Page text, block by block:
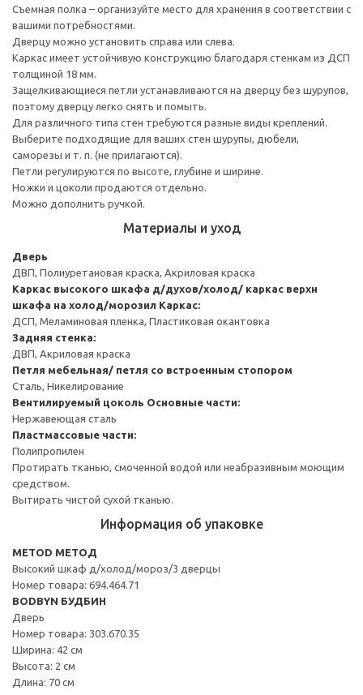
Съемная полка – организуйте место для хранения в соответствии с
вашими потребностями.
Дверцу можно установить справа или слева.
Каркас имеет устойчивую конструкцию благодаря стенкам из ДСП
толщиной 18 мм.
Защелкивающиеся петли устанавливаются на дверцу без шурупов,
поэтому дверцу легко снять и помыть.
Для различного типа стен требуются разные виды креплений.
Выберите подходящие для ваших стен шурупы, дюбели,
саморезы и т. п. (не прилагаются).
Петли регулируются по высоте, глубине и ширине.
Ножки и цоколи продаются отдельно.
Можно дополнить ручкой.
Материалы и уход
Дверь
ДВП, Полиуретановая краска, Акриловая краска
Каркас высокого шкафа д/духов/холод/ каркас верхн
шкафа на холод/морозил Каркас:
ДСП, Меламиновая пленка, Пластиковая окантовка
Задняя стенка:
ДВП, Акриловая краска
Петля мебельная/ петля со встроенным стопором
Сталь, Никелирование
Вентилируемый цоколь Основные части:
Нержавеющая сталь
Пластмассовые части:
Полипропилен
Протирать тканью, смоченной водой или неабразивным моющим
средством.
Вытирать чистой сухой тканью.
Информация об упаковке
METOD МЕТОД
Высокий шкаф д/холод/мороз/3 дверцы
Номер товара: 694.464.71
BODBYN БУДБИН
Дверь
Номер товара: 303.670.35
Ширина: 42 см
Высота: 2 см
Длина: 70 см